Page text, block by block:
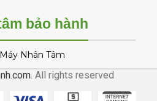
bảo hành
Nhân Tâm
. All rights reserved